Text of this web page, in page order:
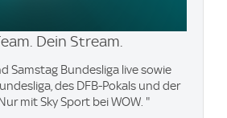
Dein Stream.
Samstag Bundesliga live sowie
des DFB-Pokals und der
mit Sky Sport bei WOW. "